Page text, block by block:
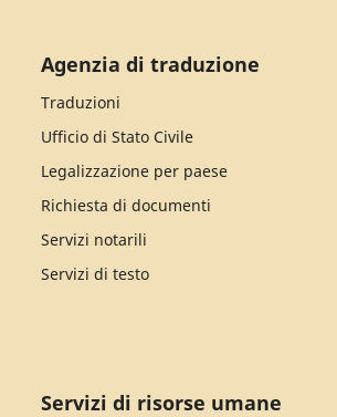
Agenzia di traduzione
Traduzioni
Ufficio di Stato Civile
Legalizzazione per paese
Richiesta di documenti
Servizi notarili
Servizi di testo
Servizi di risorse umane